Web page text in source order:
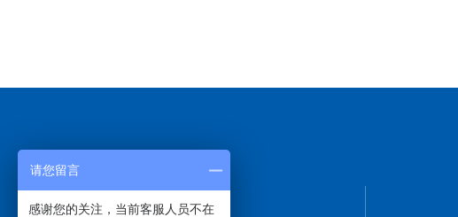
请您留言
感谢您的关注，当前客服人员不在